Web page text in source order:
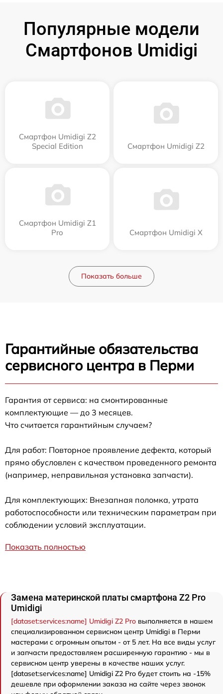
Популярные модели
Смартфонов Umidigi
Смартфон Umidigi Z2
Special Edition
Смартфон Umidigi Z2
Смартфон Umidigi Z1
Pro
Смартфон Umidigi X
Показать больше
Гарантийные обязательства
сервисного центра в Перми
Гарантия от сервиса: на смонтированные
комплектующие — до 3 месяцев.
Что считается гарантийным случаем?
Для работ: Повторное проявление дефекта, который
прямо обусловлен с качеством проведенного ремонта
(например, неправильная установка запчасти).
Для комплектующих: Внезапная поломка, утрата
работоспособности или техническим параметрам при
соблюдении условий эксплуатации.
Показать полностью
Замена материнской платы смартфона Z2 Pro
Umidigi
[dataset:services:name] Umidigi Z2 Pro выполняется в нашем
специализированном сервисном центр Umidigi в Перми
мастерами с огромным опытом - от 5 лет. На все виды услуг
и запчасти предоставляем расширенную гарантию - мы в
сервисном центр уверены в качестве наших услуг.
[dataset:services:name] Umidigi Z2 Pro будет стоить на -15%
дешевле при оформлении заказа на сайте через звонок